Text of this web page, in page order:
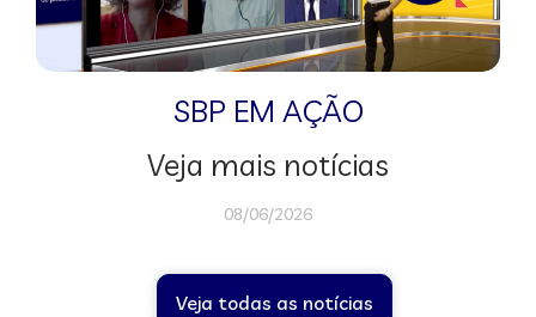
SBP EM AÇÃO
Veja mais notícias
08/06/2026
Veja todas as notícias